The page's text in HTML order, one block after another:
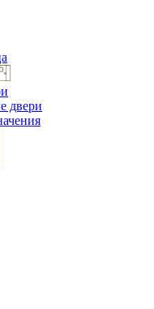
двери